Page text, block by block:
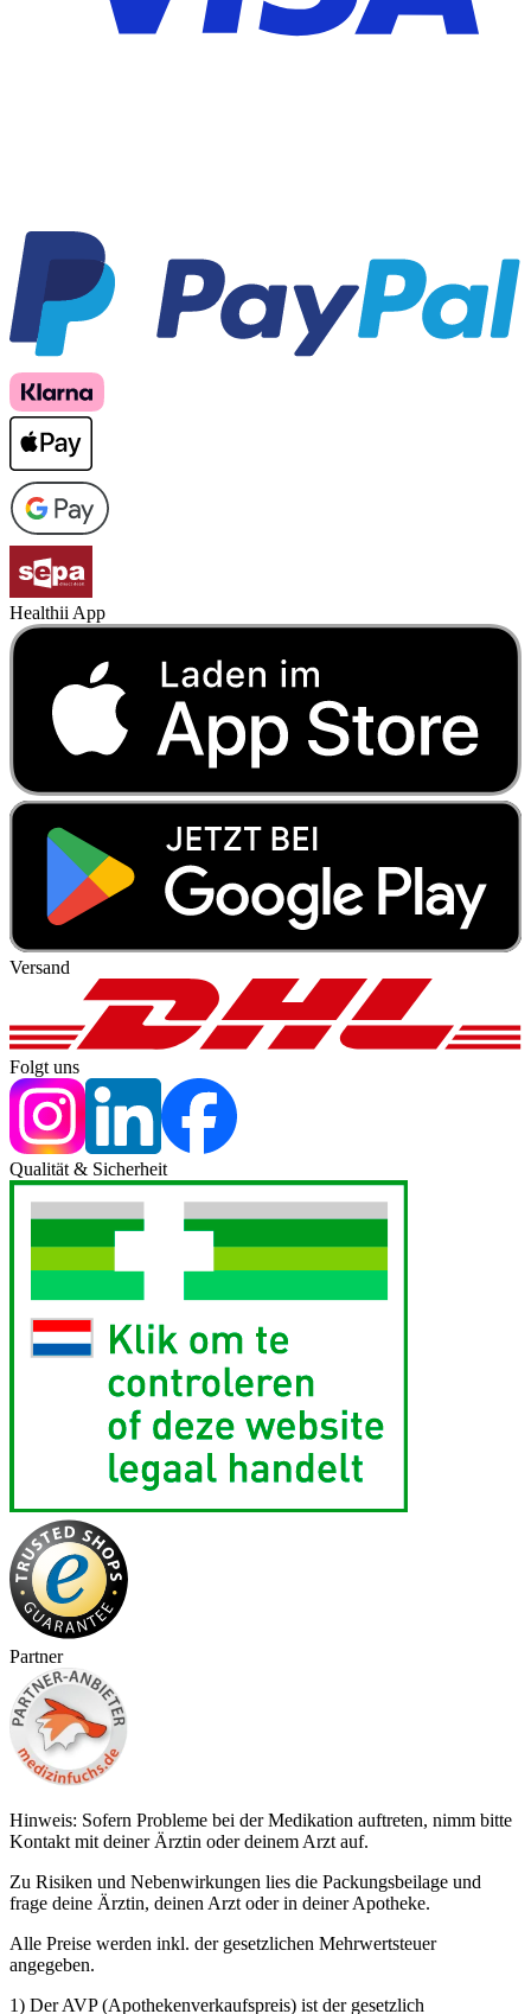
Healthii App
Versand
Folgt uns
Qualität & Sicherheit
Partner
Hinweis: Sofern Probleme bei der Medikation auftreten, nimm bitte
Kontakt mit deiner Ärztin oder deinem Arzt auf.
Zu Risiken und Nebenwirkungen lies die Packungsbeilage und
frage deine Ärztin, deinen Arzt oder in deiner Apotheke.
Alle Preise werden inkl. der gesetzlichen Mehrwertsteuer
angegeben.
1) Der AVP (Apothekenverkaufspreis) ist der gesetzlich